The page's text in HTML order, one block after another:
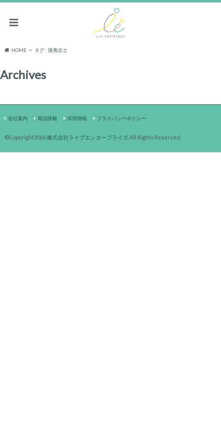
HOME タグ : 攘夷志士
Archives
会社案内 商品情報 採用情報 プライバシーポリシー
©Copyright2026株式会社ライブエンタープライズ.All Rights Reserved.